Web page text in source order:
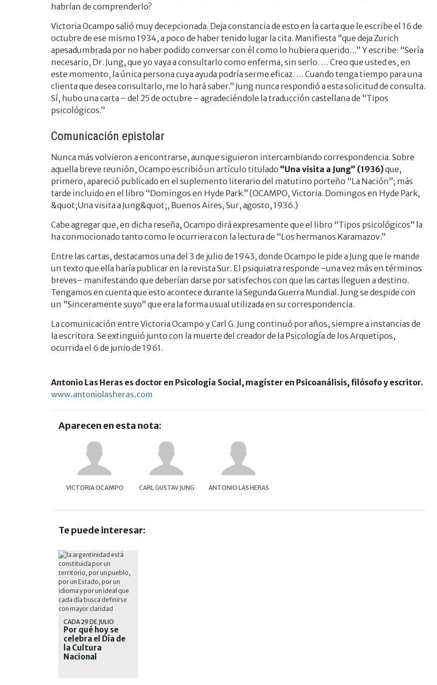
habrían de comprenderlo?
Victoria Ocampo salió muy decepcionada. Deja constancia de esto en la carta que le escribe el 16 de
octubre de ese mismo 1934, a poco de haber tenido lugar la cita. Manifiesta “que deja Zurich
apesadumbrada por no haber podido conversar con él como lo hubiera querido…” Y escribe: “Sería
necesario, Dr. Jung, que yo vaya a consultarlo como enferma, sin serlo. … Creo que usted es, en
este momento, la única persona cuya ayuda podría serme eficaz. … Cuando tenga tiempo para una
clienta que desea consultarlo, me lo hará saber.” Jung nunca respondió a esta solicitud de consulta.
Sí, hubo una carta – del 25 de octubre – agradeciéndole la traducción castellana de “Tipos
psicológicos.”
Comunicación epistolar
Nunca más volvieron a encontrarse, aunque siguieron intercambiando correspondencia. Sobre
aquella breve reunión, Ocampo escribió un artículo titulado “Una visita a Jung” (1936)que,
primero, apareció publicado en el suplemento literario del matutino porteño “La Nación”; más
tarde incluido en el libro “Domingos en Hyde Park.” (OCAMPO, Victoria. Domingos en Hyde Park,
&quot;Una visita a Jung&quot;, Buenos Aires, Sur, agosto, 1936.)
Cabe agregar que, en dicha reseña, Ocampo dirá expresamente que el libro “Tipos psicológicos” la
ha conmocionado tanto como le ocurriera con la lectura de “Los hermanos Karamazov.”
Entre las cartas, destacamos una del 3 de julio de 1943, donde Ocampo le pide a Jung que le mande
un texto que ella haría publicar en la revista Sur. El psiquiatra responde –una vez más en términos
breves– manifestando que deberían darse por satisfechos con que las cartas lleguen a destino.
Tengamos en cuenta que esto acontece durante la Segunda Guerra Mundial. Jung se despide con
un “Sinceramente suyo” que era la forma usual utilizada en su correspondencia.
La comunicación entre Victoria Ocampo y Carl G. Jung continuó por años, siempre a instancias de
la escritora. Se extinguió junto con la muerte del creador de la Psicología de los Arquetipos,
ocurrida el 6 de junio de 1961.
Antonio Las Heras es doctor en Psicología Social, magíster en Psicoanálisis, filósofo y escritor.
www.antoniolasheras.com
Aparecen en esta nota:
VICTORIA OCAMPO CARL GUSTAV JUNG ANTONIO LAS HERAS
Te puede interesar:
CADA 29 DE JULIO
Por qué hoy se
celebra el Día de
la Cultura
Nacional